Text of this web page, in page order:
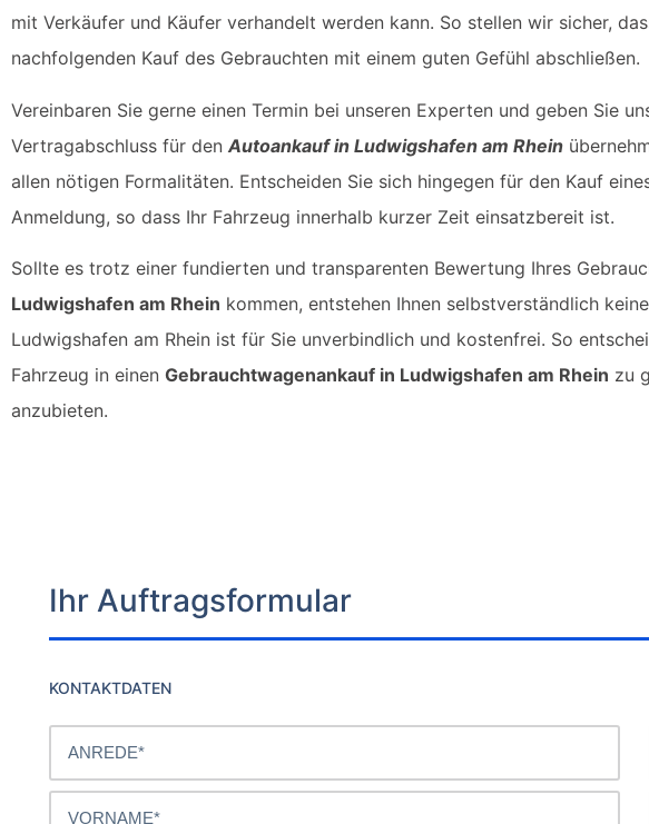
mit Verkäufer und Käufer verhandelt werden kann. So stellen wir sicher,
nachfolgenden Kauf des Gebrauchten mit einem guten Gefühl abschließen.
Vereinbaren Sie gerne einen Termin bei unseren Experten und geben Sie
Vertragabschluss für den Autoankauf in Ludwigshafen am Rhein
allen nötigen Formalitäten. Entscheiden Sie sich hingegen für den Kauf
Anmeldung, so dass Ihr Fahrzeug innerhalb kurzer Zeit einsatzbereit ist.
Sollte es trotz einer fundierten und transparenten Bewertung Ihres
Ludwigshafen am Rhein kommen, entstehen Ihnen selbstverständlich
Ludwigshafen am Rhein ist für Sie unverbindlich und kostenfrei. So
Fahrzeug in einen Gebrauchtwagenankauf in Ludwigshafen am Rhein zu
anzubieten.
Ihr Auftragsformular
KONTAKTDATEN